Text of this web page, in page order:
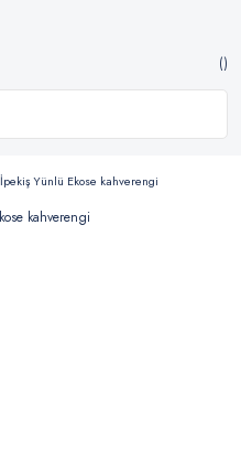
İpekiş Yünlü Ekose kahverengi